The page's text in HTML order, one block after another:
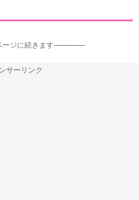
ジに続きます-----------------
サーリンク